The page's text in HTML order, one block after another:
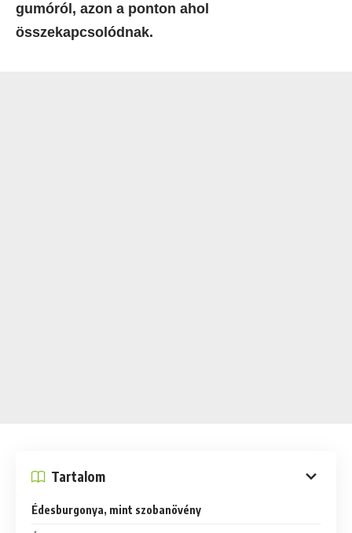
gumóról, azon a ponton ahol
összekapcsolódnak.
Tartalom
Édesburgonya, mint szobanövény